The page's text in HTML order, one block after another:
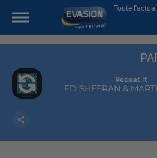
Toute
Repeat It
ED SHEERAN &